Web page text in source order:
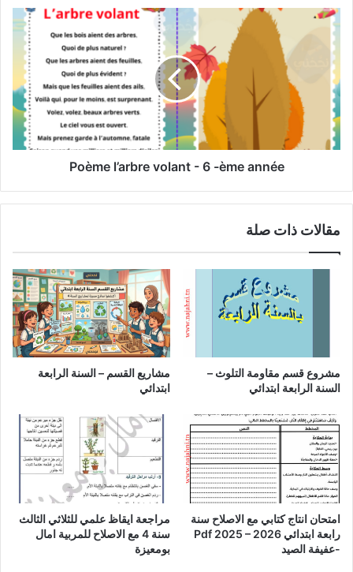
Poème
l’arbre
volant
6
-ème
année
Poème l’arbre volant - 6 -ème année
مقالات ذات صلة
مشروع قسم مقاومة التلوث –
السنة الرابعة ابتدائي
مشاريع القسم – السنة الرابعة
ابتدائي
امتحان انتاج كتابي مع الاصلاح سنة
رابعة ابتدائي Pdf 2025 – 2026
-عفيفة الصيد
مراجعة ايقاظ علمي للثلاثي الثالث
سنة 4 مع الاصلاح للمربية امال
بومعيزة